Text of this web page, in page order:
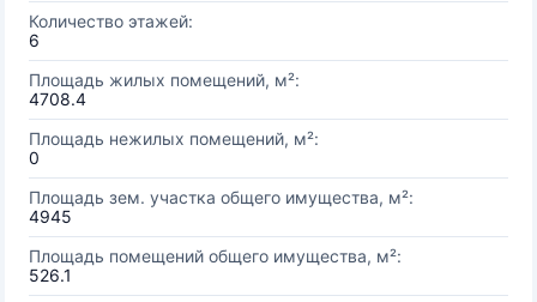
Количество этажей:
6
Площадь жилых помещений, м²:
4708.4
Площадь нежилых помещений, м²:
0
Площадь зем. участка общего имущества, м²:
4945
Площадь помещений общего имущества, м²:
526.1